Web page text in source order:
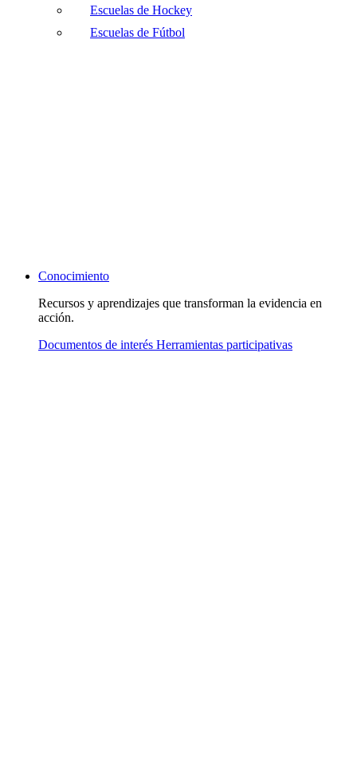
Escuelas de Hockey
Escuelas de Fútbol
Conocimiento
Recursos y aprendizajes que transforman la evidencia en
acción.
Documentos de interés Herramientas participativas